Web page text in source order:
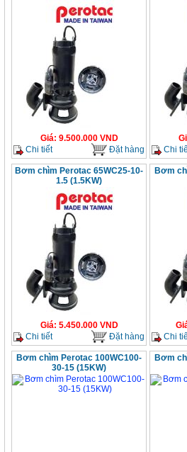
Giá: 9.500.000VND
Chi tiết
Đặt hàng
Chi
Bơm chìm Perotac 65WC25-10-
1.5 (1.5KW)
Giá: 5.450.000VND
Chi tiết
Đặt hàng
Bơm
Chi
Bơm chìm Perotac 100WC100-
30-15 (15KW)
Bơm